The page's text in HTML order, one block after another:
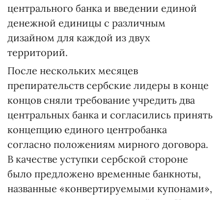
центрального банка и введении единой
денежной единицы с различным
дизайном для каждой из двух
территорий.
После нескольких месяцев
препирательств сербские лидеры в конце
концов сняли требование учредить два
центральных банка и согласились принять
концепцию единого центробанка
согласно положениям мирного договора.
В качестве уступки сербской стороне
было предложено временные банкноты,
названные «конвертируемыми купонами»,